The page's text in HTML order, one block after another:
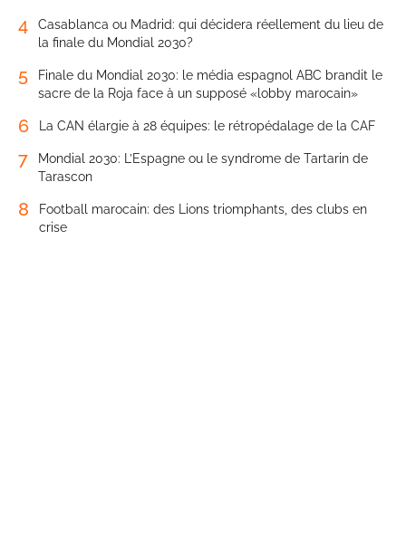
4
Casablanca ou Madrid: qui décidera réellement du lieu de
la finale du Mondial 2030?
5
Finale du Mondial 2030: le média espagnol ABC brandit le
sacre de la Roja face à un supposé «lobby marocain»
6 La CAN élargie à 28 équipes: le rétropédalage de la CAF
7
Mondial 2030: L’Espagne ou le syndrome de Tartarin de
Tarascon
8
Football marocain: des Lions triomphants, des clubs en
crise